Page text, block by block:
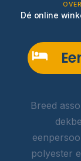
Dé online
Breed
polyester